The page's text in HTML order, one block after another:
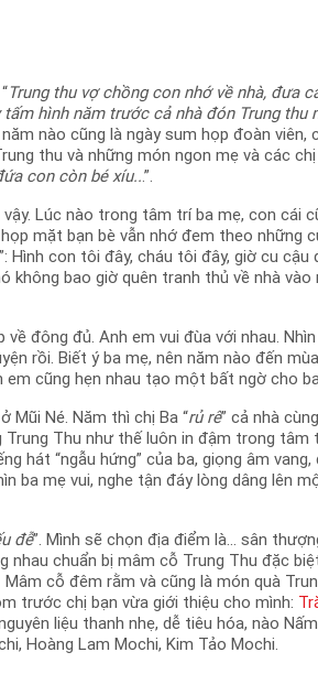
Trung thu vợ chồng con nhớ về nhà, đưa
hình năm trước cả nhà đón Trung thu
năm nào cũng là ngày sum họp đoàn viên,
thu và những món ngon mẹ và các
con còn bé xíu...”.
Lúc nào trong tâm trí ba mẹ, con cái
mặt bạn bè vẫn nhớ đem theo những
Hình con tôi đây, cháu tôi đây, giờ cu cậu
không bao giờ quên tranh thủ về nhà vào
đông đủ. Anh em vui đùa với nhau.
rồi. Biết ý ba mẹ, nên năm nào đến mùa
em cũng hẹn nhau tạo một bất ngờ cho
Mũi Né. Năm thì chị Ba “rủ rê” cả nhà
Trung Thu như thế luôn in đậm trong tâm
hát “ngẫu hứng” của ba, giọng âm vang,
ba mẹ vui, nghe tận đáy lòng dâng lên
đễ”. Mình sẽ chọn địa điểm là… sân
nhau chuẩn bị mâm cỗ Trung Thu đặc
cỗ đêm rằm và cũng là món quà
trước chị bạn vừa giới thiệu cho mình:
liệu thanh nhẹ, dễ tiêu hóa, nào Nấm
Hoàng Lam Mochi, Kim Tảo Mochi.